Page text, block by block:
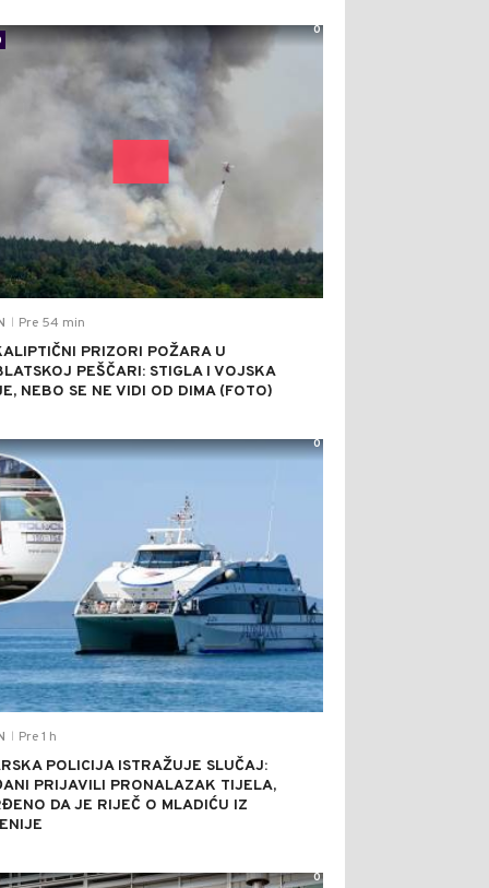
Pre 54 min
PRIZORI POŽARA U
PEŠČARI: STIGLA I VOJSKA
NEBO SE NE VIDI OD DIMA (FOTO)
0
Pre 1 h
POLICIJA ISTRAŽUJE SLUČAJ:
PRIJAVILI PRONALAZAK TIJELA,
DA JE RIJEČ O MLADIĆU IZ
0
0